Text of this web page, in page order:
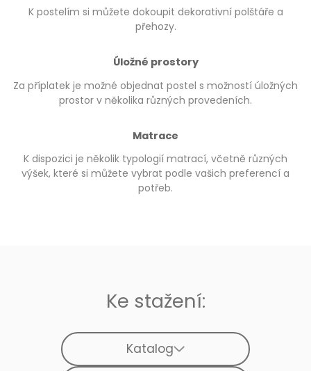
K postelím si můžete dokoupit dekorativní polštáře a
přehozy.
Úložné prostory
Za příplatek je možné objednat postel s možností úložných
prostor v několika různých provedeních.
Matrace
K dispozici je několik typologií matrací, včetně různých
výšek, které si můžete vybrat podle vašich preferencí a
potřeb.
Ke stažení:
Katalog